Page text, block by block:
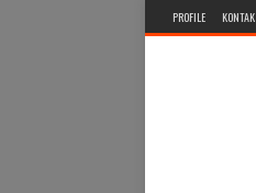
PROFILE KONTAK